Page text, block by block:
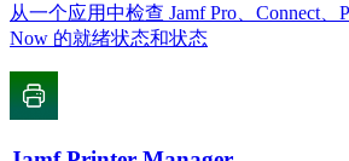
从一个应用中检查 Jamf Pro、Connect、
Now 的就绪状态和状态